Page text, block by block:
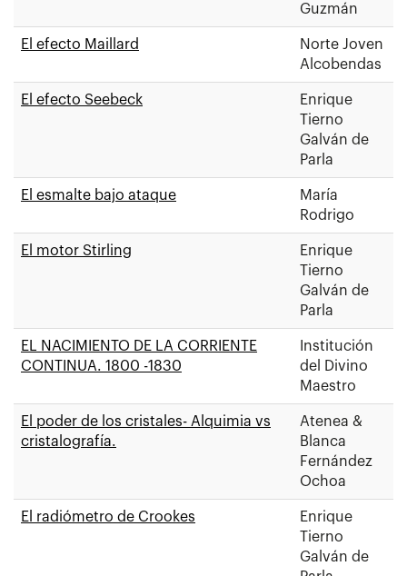
Guzmán
El efecto Maillard
Norte Joven
Alcobendas
El efecto Seebeck
Enrique
Tierno
Galván de
Parla
El esmalte bajo ataque
María
Rodrigo
El motor Stirling
Enrique
Tierno
Galván de
Parla
EL NACIMIENTO DE LA CORRIENTE
CONTINUA. 1800 -1830
Institución
del Divino
Maestro
El poder de los cristales- Alquimia vs
cristalografía.
Atenea &
Blanca
Fernández
Ochoa
El radiómetro de Crookes
Enrique
Tierno
Galván de